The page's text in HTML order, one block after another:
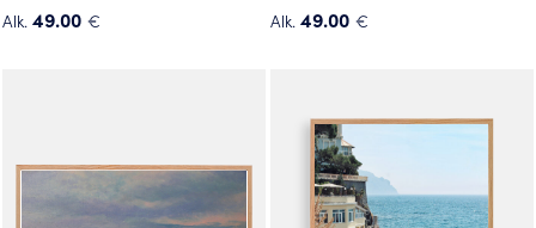
Alk. 49.00 €
muunnelma.
tehdä
Alk. 49.00 €
useampi
muunnelma.
tehdä